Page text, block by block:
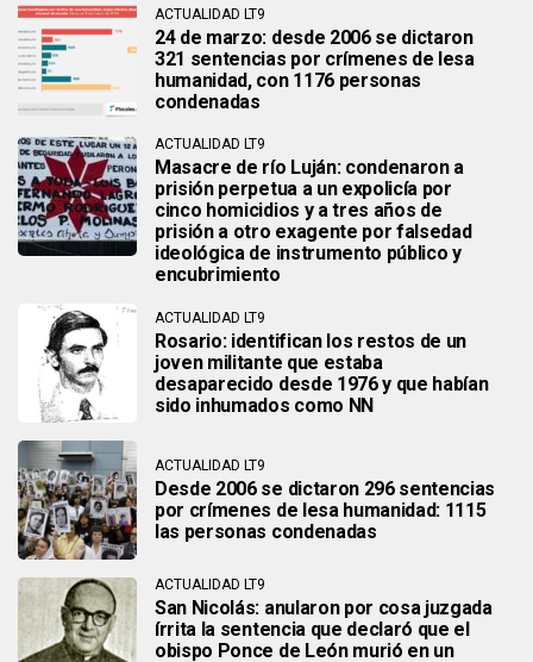
ACTUALIDAD LT9
24 de marzo: desde 2006 se dictaron
321 sentencias por crímenes de lesa
humanidad, con 1176 personas
condenadas
ACTUALIDAD LT9
Masacre de río Luján: condenaron a
prisión perpetua a un expolicía por
cinco homicidios y a tres años de
prisión a otro exagente por falsedad
ideológica de instrumento público y
encubrimiento
ACTUALIDAD LT9
Rosario: identifican los restos de un
joven militante que estaba
desaparecido desde 1976 y que habían
sido inhumados como NN
ACTUALIDAD LT9
Desde 2006 se dictaron 296 sentencias
por crímenes de lesa humanidad: 1115
las personas condenadas
ACTUALIDAD LT9
San Nicolás: anularon por cosa juzgada
írrita la sentencia que declaró que el
obispo Ponce de León murió en un